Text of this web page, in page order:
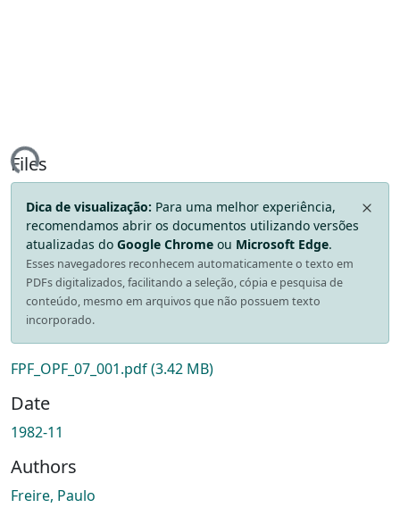
Files
Dica de visualização: Para uma melhor experiência,
recomendamos abrir os documentos utilizando versões
atualizadas do Google Chrome ou Microsoft Edge.
Esses navegadores reconhecem automaticamente o texto em
PDFs digitalizados, facilitando a seleção, cópia e pesquisa de
conteúdo, mesmo em arquivos que não possuem texto
incorporado.
FPF_OPF_07_001.pdf(3.42 MB)
Date
1982-11
Authors
Freire, Paulo